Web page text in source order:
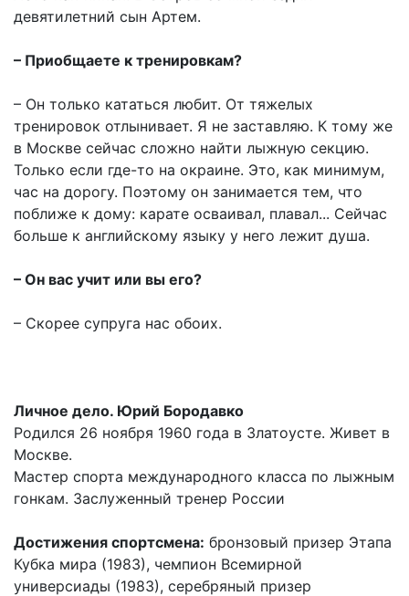
девятилетний сын Артем.
– Приобщаете к тренировкам?
– Он только кататься любит. От тяжелых
тренировок отлынивает. Я не заставляю. К тому же
в Москве сейчас сложно найти лыжную секцию.
Только если где-то на окраине. Это, как минимум,
час на дорогу. Поэтому он занимается тем, что
поближе к дому: карате осваивал, плавал... Сейчас
больше к английскому языку у него лежит душа.
– Он вас учит или вы его?
– Скорее супруга нас обоих.
Личное дело. Юрий Бородавко
Родился 26 ноября 1960 года в Златоусте. Живет в
Москве.
Мастер спорта международного класса по лыжным
гонкам. Заслуженный тренер России
Достижения спортсмена: бронзовый призер Этапа
Кубка мира (1983), чемпион Всемирной
универсиады (1983), серебряный призер